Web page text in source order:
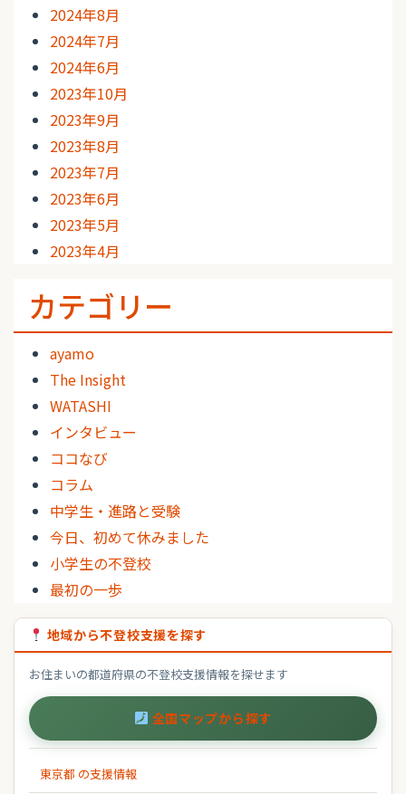
2024年8月
2024年7月
2024年6月
2023年10月
2023年9月
2023年8月
2023年7月
2023年6月
2023年5月
2023年4月
カテゴリー
ayamo
The Insight
WATASHI
インタビュー
ココなび
コラム
中学生・進路と受験
今日、初めて休みました
小学生の不登校
最初の一歩
地域から不登校支援を探す
お住まいの都道府県の不登校支援情報を探せます
全国マップから探す
東京都 の支援情報